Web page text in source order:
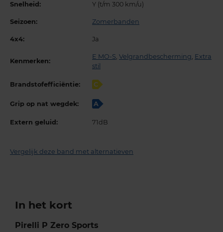
Snelheid: Y (t/m 300 km/u)
Seizoen: Zomerbanden
4x4: Ja
Kenmerken:
E MO-S, Velgrandbescherming, Extra
stil
Brandstofefficiëntie: C
Grip op nat wegdek: A
Extern geluid: 71dB
Vergelijk deze band met alternatieven
In het kort
Pirelli P Zero Sports